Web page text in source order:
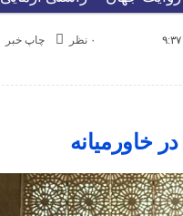
چاپ خبر
۰ نظر
خاورمیانه